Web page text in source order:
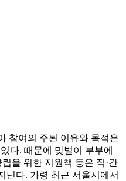
참여의 주된 이유와 목적은
다. 때문에 맞벌이 부부에
을 위한 지원책 등은 직·간
닌다. 가령 최근 서울시에서